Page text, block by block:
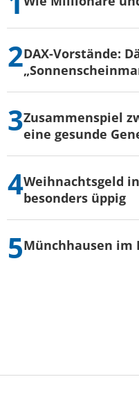
DAX-Vorstände:
Zusammenspiel
eine gesunde
Weihnachtsgeld
besonders üppig
Münchhausen im